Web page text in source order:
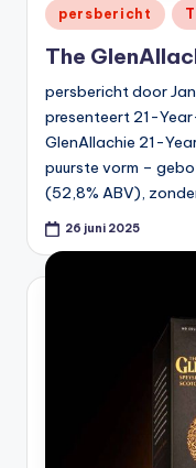
Geplaatst
in
persbericht
The
persbericht door
presenteert 21-
GlenAllachie 21-
puurste vorm –
(52,8% ABV),
26 juni 2025